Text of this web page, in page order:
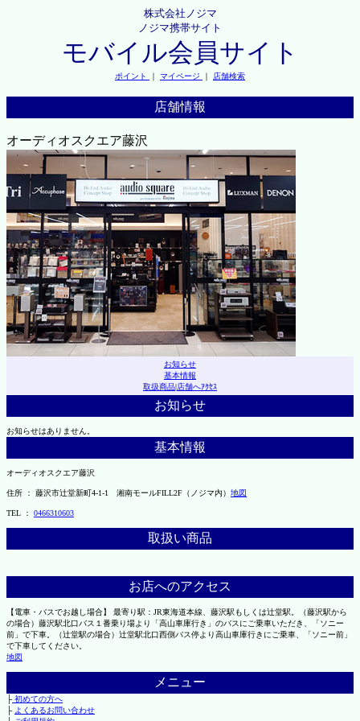
株式会社ノジマ
ノジマ携帯サイト
モバイル会員サイト
ポイント ｜ マイページ ｜ 店舗検索
店舗情報
オーディオスクエア藤沢
お知らせ
基本情報
取扱商品|店舗へｱｸｾｽ
お知らせ
お知らせはありません。
基本情報
オーディオスクエア藤沢
住所 ： 藤沢市辻堂新町4-1-1 湘南モールFILL2F（ノジマ内） 地図
TEL ： 0466310603
取扱い商品
お店へのアクセス
【電車・バスでお越し場合】 最寄り駅：JR東海道本線、藤沢駅もしくは辻堂駅。（藤沢駅から
の場合）藤沢駅北口バス１番乗り場より「高山車庫行き」のバスにご乗車いただき、「ソニー
前」で下車。（辻堂駅の場合）辻堂駅北口西側バス停より高山車庫行きにご乗車、「ソニー前」
で下車してください。
地図
メニュー
├初めての方へ
├ よくあるお問い合わせ